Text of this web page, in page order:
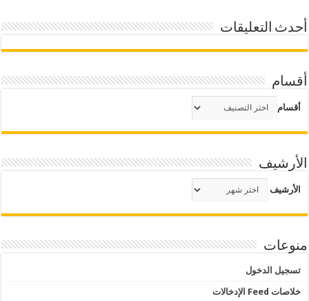
أحدث التعليقات
أقسام
أقسام
الأرشيف
الأرشيف
منوعات
تسجيل الدخول
خلاصات Feed الإدخالات